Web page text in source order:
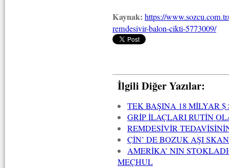
Kaynak: https://
remdesivir-balon-cikti-5773009/
İlgili Diğer Yazılar:
TEK BAŞINA 18 MİLYAR $
GRİP İLAÇLARI RUTİN
REMDESİVİR
ÇİN’ DE BOZUK AŞI
AMERİKA’ NIN
MEÇHUL